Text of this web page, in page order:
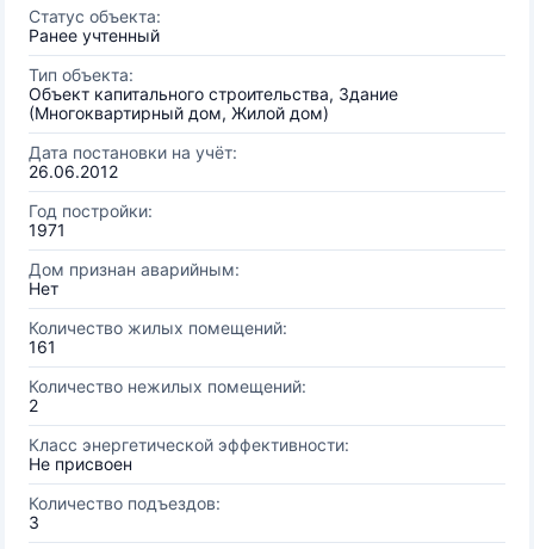
Статус объекта:
Ранее учтенный
Тип объекта:
Объект капитального строительства, Здание
(Многоквартирный дом, Жилой дом)
Дата постановки на учёт:
26.06.2012
Год постройки:
1971
Дом признан аварийным:
Нет
Количество жилых помещений:
161
Количество нежилых помещений:
2
Класс энергетической эффективности:
Не присвоен
Количество подъездов:
3